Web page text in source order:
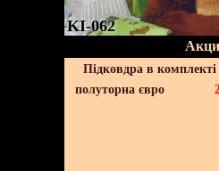
KI-062
Підковдра в
полуторна євро